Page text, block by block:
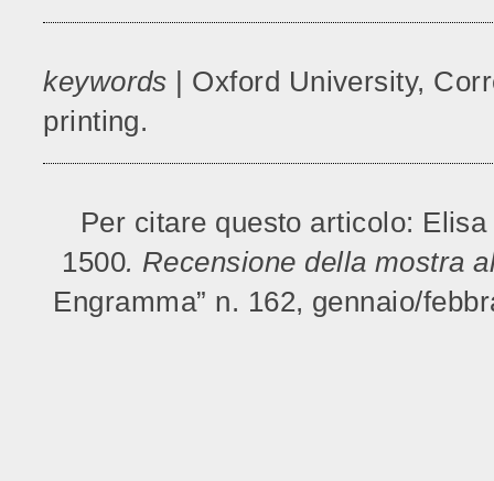
keywords | Oxford University,
printing.
Per citare questo articolo:
1500. Recensione della mostra
Engramma” n. 162, gennaio/